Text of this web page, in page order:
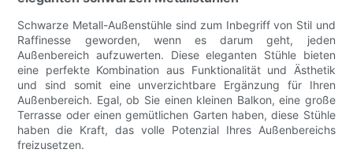
Schwarze Metall-Außenstühle sind zum Inbegriff von Stil und
Raffinesse geworden, wenn es darum geht, jeden
Außenbereich aufzuwerten. Diese eleganten Stühle bieten
eine perfekte Kombination aus Funktionalität und Ästhetik
und sind somit eine unverzichtbare Ergänzung für Ihren
Außenbereich. Egal, ob Sie einen kleinen Balkon, eine große
Terrasse oder einen gemütlichen Garten haben, diese Stühle
haben die Kraft, das volle Potenzial Ihres Außenbereichs
freizusetzen.